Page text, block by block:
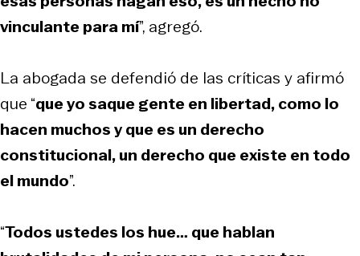
vinculante para mí”, agregó.
La abogada se defendió de las críticas y afirmó
que “que yo saque gente en libertad, como lo
hacen muchos y que es un derecho
constitucional, un derecho que existe en todo
el mundo”.
“Todos ustedes los hue… que hablan